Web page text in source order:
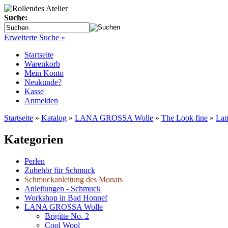
Suche:
Erweiterte Suche »
Startseite
Warenkorb
Mein Konto
Neukunde?
Kasse
Anmelden
Startseite » Katalog » LANA GROSSA Wolle » The Look fine »
Kategorien
Perlen
Zubehör für Schmuck
Schmuckanleitung des Monats
Anleitungen - Schmuck
Workshop in Bad Honnef
LANA GROSSA Wolle
Brigitte No. 2
Cool Wool